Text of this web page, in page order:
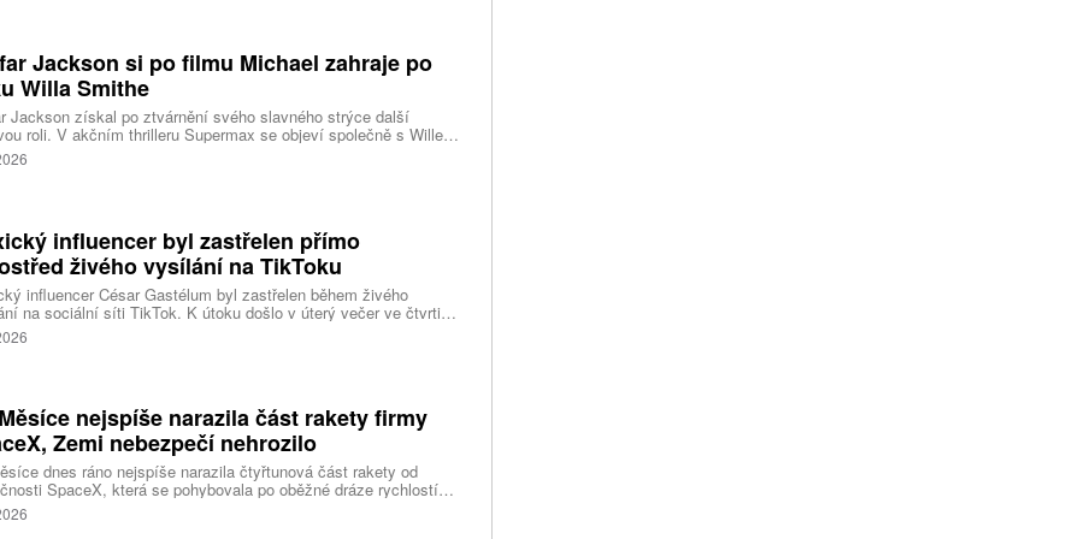
Jackson si po filmu Michael zahraje po
Willa Smithe
Jackson získal po ztvárnění svého slavného strýce další
roli. V akčním thrilleru Supermax se objeví společně s Willem
a AnnaSophií Robb. Podrobnosti o jeho postavě zatím tvůrci
influencer byl zastřelen přímo
živého vysílání na TikToku
influencer César Gastélum byl zastřelen během živého
na sociální síti TikTok. K útoku došlo v úterý večer ve čtvrti
ve městě Culiacán na severu země.
nejspíše narazila část rakety firmy
Zemi nebezpečí nehrozilo
dnes ráno nejspíše narazila čtyřtunová část rakety od
SpaceX, která se pohybovala po oběžné dráze rychlostí
2,43 kilometru za sekundu. Napsal to web stanice BBC, podle
už na Měsíci asi 3000 objektů vyrobených člověkem. Potvrzení